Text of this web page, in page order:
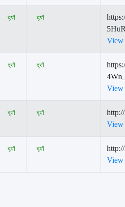
হ্যাঁ হ্যাঁ
View
হ্যাঁ হ্যাঁ
View
হ্যাঁ হ্যাঁ
View
হ্যাঁ হ্যাঁ
View